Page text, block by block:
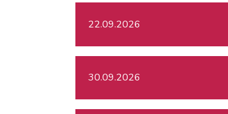
22.09.2026
30.09.2026